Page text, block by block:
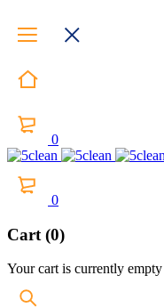
0
0
Cart (0)
Your cart is currently empty